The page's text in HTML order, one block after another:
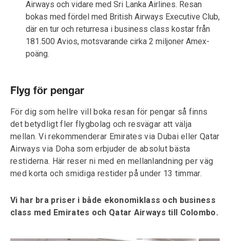
Airways och vidare med Sri Lanka Airlines. Resan
bokas med fördel med British Airways Executive Club,
där en tur och returresa i business class kostar från
181.500 Avios, motsvarande cirka 2 miljoner Amex-
poäng.
Flyg för pengar
För dig som hellre vill boka resan för pengar så finns
det betydligt fler flygbolag och resvägar att välja
mellan. Vi rekommenderar Emirates via Dubai eller Qatar
Airways via Doha som erbjuder de absolut bästa
restiderna. Här reser ni med en mellanlandning per väg
med korta och smidiga restider på under 13 timmar.
Vi har bra priser i både ekonomiklass och business
class med Emirates och Qatar Airways till Colombo.